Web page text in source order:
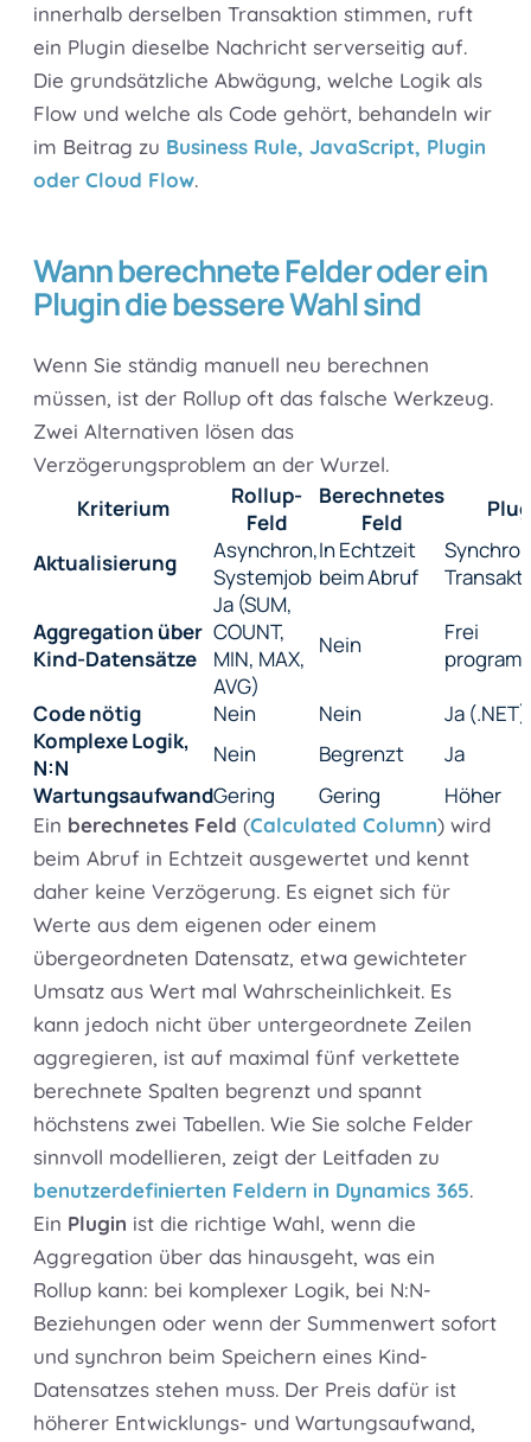
innerhalb derselben Transaktion stimmen, ruft
ein Plugin dieselbe Nachricht serverseitig auf.
Die grundsätzliche Abwägung, welche Logik als
Flow und welche als Code gehört, behandeln wir
im Beitrag zu Business Rule, JavaScript, Plugin
oder Cloud Flow.
Wann berechnete Felder oder ein
Plugin die bessere Wahl sind
Wenn Sie ständig manuell neu berechnen
müssen, ist der Rollup oft das falsche Werkzeug.
Zwei Alternativen lösen das
Verzögerungsproblem an der Wurzel.
Kriterium
Rollup-
Feld
Berechnetes
Feld
Aktualisierung
Asynchron,
Systemjob
In Echtzeit
beim Abruf
Aggregation über
Kind-Datensätze
Ja (SUM,
COUNT,
MIN, MAX,
AVG)
Nein
Frei
Code nötig
Nein Nein
Ja (.NET)
Komplexe Logik,
N:N
Nein Begrenzt
Ja
WartungsaufwandGering Gering Höher
Ein berechnetes Feld (Calculated Column) wird
beim Abruf in Echtzeit ausgewertet und kennt
daher keine Verzögerung. Es eignet sich für
Werte aus dem eigenen oder einem
übergeordneten Datensatz, etwa gewichteter
Umsatz aus Wert mal Wahrscheinlichkeit. Es
kann jedoch nicht über untergeordnete Zeilen
aggregieren, ist auf maximal fünf verkettete
berechnete Spalten begrenzt und spannt
höchstens zwei Tabellen. Wie Sie solche Felder
sinnvoll modellieren, zeigt der Leitfaden zu
benutzerdefinierten Feldern in Dynamics 365.
Ein Plugin ist die richtige Wahl, wenn die
Aggregation über das hinausgeht, was ein
Rollup kann: bei komplexer Logik, bei N:N-
Beziehungen oder wenn der Summenwert sofort
und synchron beim Speichern eines Kind-
Datensatzes stehen muss. Der Preis dafür ist
höherer Entwicklungs- und Wartungsaufwand,